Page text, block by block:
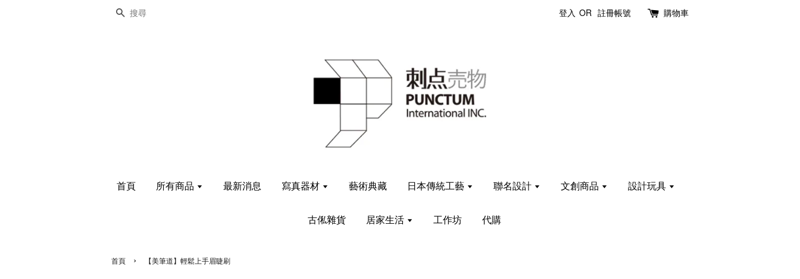
搜尋 登入 OR 註冊帳號 購物車
首頁 所有商品 最新消息 寫真器材 藝術典藏 日本傳統工藝 聯名設計 文創商品 設計玩具
古俬雜貨 居家生活 工作坊 代購
首頁 › 【美筆道】輕鬆上手眉睫刷